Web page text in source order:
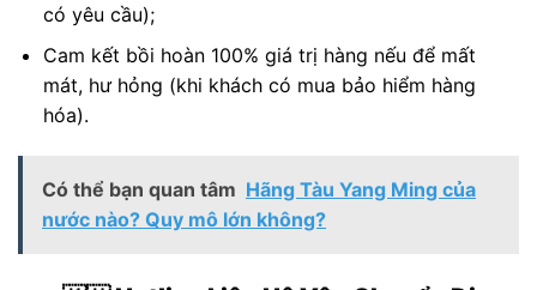
có yêu cầu);
Cam kết bồi hoàn 100% giá trị hàng nếu để mất
mát, hư hỏng (khi khách có mua bảo hiểm hàng
hóa).
Có thể bạn quan tâm Hãng Tàu Yang Ming của
nước nào? Quy mô lớn không?